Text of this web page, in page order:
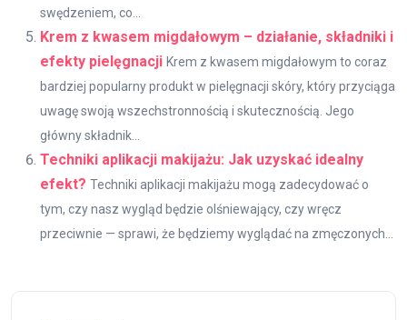
swędzeniem, co...
Krem z kwasem migdałowym – działanie, składniki i
efekty pielęgnacji Krem z kwasem migdałowym to coraz
bardziej popularny produkt w pielęgnacji skóry, który przyciąga
uwagę swoją wszechstronnością i skutecznością. Jego
główny składnik...
Techniki aplikacji makijażu: Jak uzyskać idealny
efekt? Techniki aplikacji makijażu mogą zadecydować o
tym, czy nasz wygląd będzie olśniewający, czy wręcz
przeciwnie — sprawi, że będziemy wyglądać na zmęczonych...